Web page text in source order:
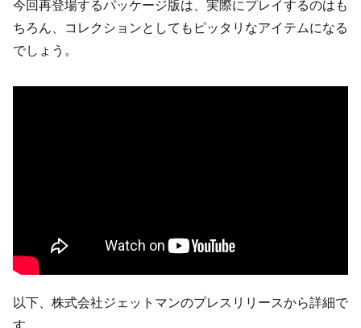
今回再登場するパッケージ版は、実際にプレイするのはも
ちろん、コレクションとしてもピッタリなアイテムになる
でしょう。
以下、株式会社ジェットマンのプレスリリースから詳細で
す。